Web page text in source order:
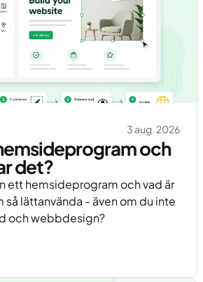
3 aug. 2026
och
det?
ett hemsideprogram och vad är
så lättanvända - även om du inte
och webbdesign?